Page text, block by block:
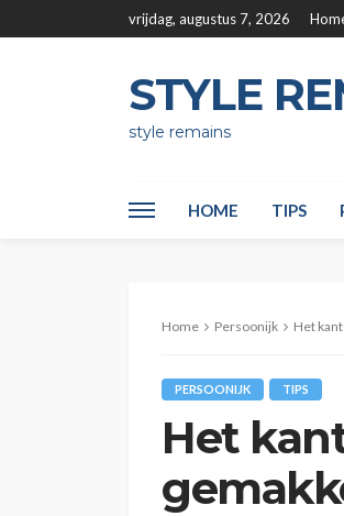
vrijdag, augustus 7, 2026
STYLE
style remains
HOME TIPS
Home Persoonijk Het
PERSOONIJK TIPS
Het